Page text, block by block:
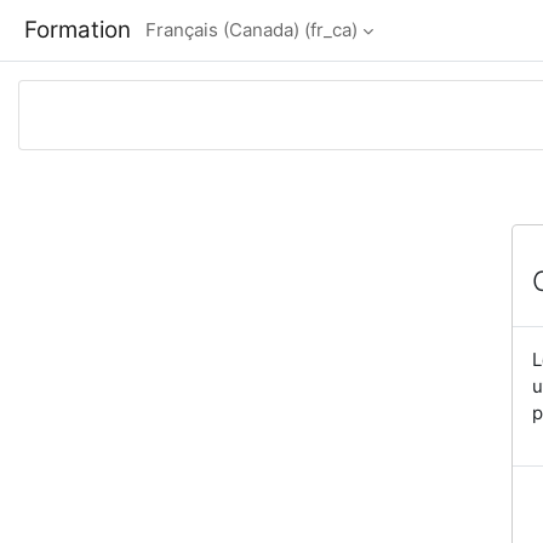
Formation Français (Canada) ‎(fr_ca)‎